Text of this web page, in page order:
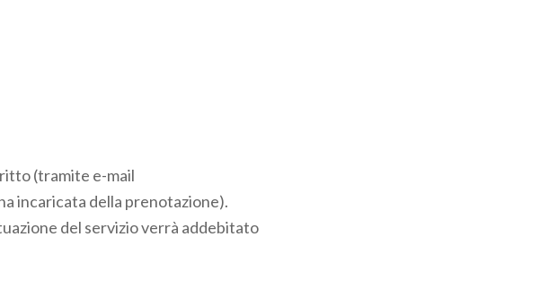
(tramite e-mail
incaricata della prenotazione).
del servizio verrà addebitato